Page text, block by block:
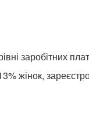
заробітних
жінок,